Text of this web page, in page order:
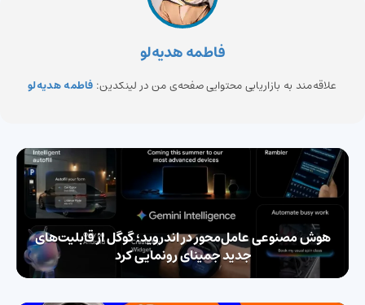
فاطمه هدیه‌لو
علاقه‌مند به بازاریابی محتوایی صفحه‌ی من در لینکدین: فاطمه هدیه‌لو
هوش مصنوعی عامل‌محور در اندروید؛ گوگل از قابلیت‌های
جدید جمینای رونمایی کرد